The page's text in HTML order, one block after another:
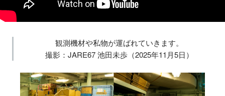
観測機材や私物が運ばれていきます。
撮影：JARE67 池田未歩（2025年11月5日）